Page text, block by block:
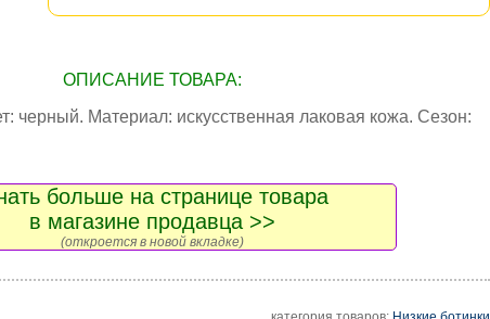
ОПИСАНИЕ ТОВАРА:
черный. Материал: искусственная лаковая кожа. Сезон:
больше на странице товара
в магазине продавца >>
(откроется в новой вкладке)